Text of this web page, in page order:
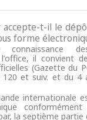
accepte-t-il le
forme
connaissance
il convient
(Gazette du
120 et suiv. et du 4
internationale
la septième partie